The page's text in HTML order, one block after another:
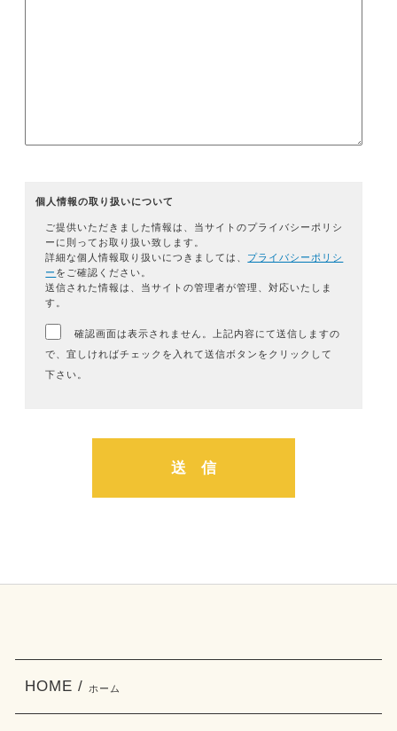
個人情報の取り扱いについて
ご提供いただきました情報は、当サイトのプライバシーポリシ
ーに則ってお取り扱い致します。
詳細な個人情報取り扱いにつきましては、 プライバシーポリシ
ー をご確認ください。
送信された情報は、当サイトの管理者が管理、対応いたしま
す。
確認画面は表示されません。上記内容にて送信しますの
で、宜しければチェックを入れて送信ボタンをクリックして
下さい。
HOME / ホーム